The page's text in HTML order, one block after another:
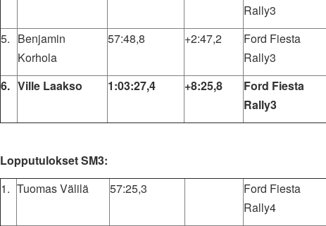
Rally3
5. Benjamin
Korhola
57:48,8 +2:47,2
Ford Fiesta
Rally3
6. Ville Laakso 1:03:27,4 +8:25,8
Ford Fiesta
Rally3
Lopputulokset SM3:
1. Tuomas Välilä 57:25,3
Ford Fiesta
Rally4